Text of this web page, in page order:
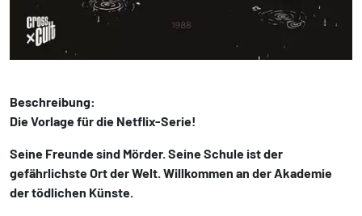
Beschreibung:
Die Vorlage für die Netflix-Serie!
Seine Freunde sind Mörder. Seine Schule ist der
gefährlichste Ort der Welt. Willkommen an der Akademie
der tödlichen Künste.